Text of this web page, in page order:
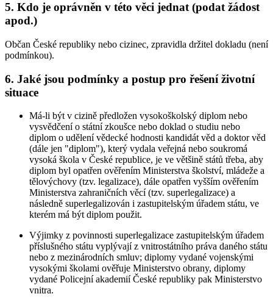
5. Kdo je oprávněn v této věci jednat (podat žádost
apod.)
Občan České republiky nebo cizinec, zpravidla držitel dokladu (není
podmínkou).
6. Jaké jsou podmínky a postup pro řešení životní
situace
Má-li být v cizině předložen vysokoškolský diplom nebo
vysvědčení o státní zkoušce nebo doklad o studiu nebo
diplom o udělení vědecké hodnosti kandidát věd a doktor věd
(dále jen "diplom"), který vydala veřejná nebo soukromá
vysoká škola v České republice, je ve většině států třeba, aby
diplom byl opatřen ověřením Ministerstva školství, mládeže a
tělovýchovy (tzv. legalizace), dále opatřen vyšším ověřením
Ministerstva zahraničních věcí (tzv. superlegalizace) a
následně superlegalizován i zastupitelským úřadem státu, ve
kterém má být diplom použit.
Výjimky z povinnosti superlegalizace zastupitelským úřadem
příslušného státu vyplývají z vnitrostátního práva daného státu
nebo z mezinárodních smluv; diplomy vydané vojenskými
vysokými školami ověřuje Ministerstvo obrany, diplomy
vydané Policejní akademií České republiky pak Ministerstvo
vnitra.